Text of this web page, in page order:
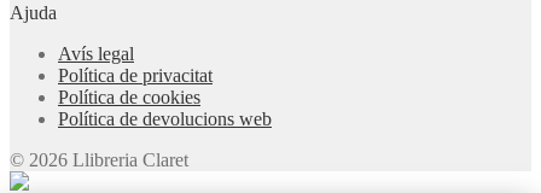
Ajuda
Avís legal
Política de privacitat
Política de cookies
Política de devolucions web
© 2026 Llibreria Claret